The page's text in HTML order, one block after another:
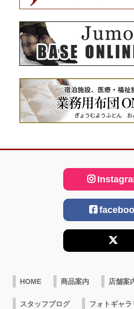
HOME 商品案内 店舗案
スタッフブログ フォトギャラ